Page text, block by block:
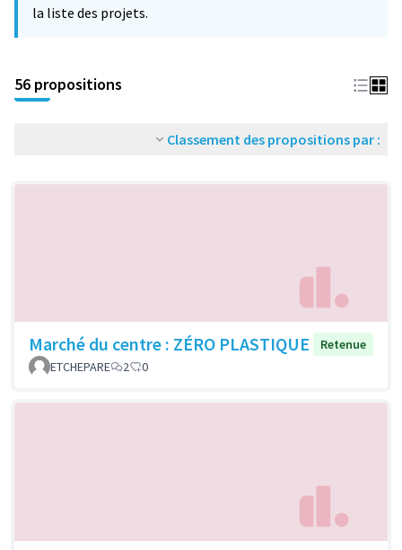
la liste des projets.
56 propositions
Classement des propositions par :
Marché du centre : ZÉRO PLASTIQUE
Retenue
ETCHEPARE
2 0